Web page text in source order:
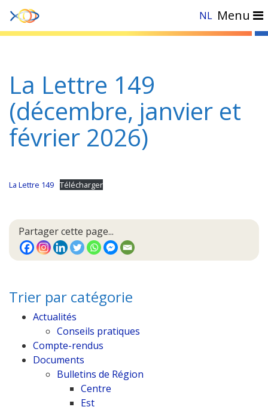
NL Menu
Accueil
La Lettre 149
(décembre, janvier et
février 2026)
La Lettre 149 Télécharger
Partager cette page...
Trier par catégorie
Actualités
Conseils pratiques
Compte-rendus
Documents
Bulletins de Région
Centre
Est